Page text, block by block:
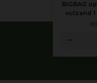
BIGBAG
vulzand 1
69